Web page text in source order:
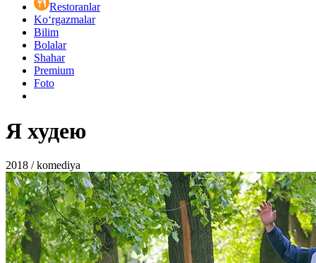
Restoranlar
Ko‘rgazmalar
Bilim
Bolalar
Shahar
Premium
Foto
Я худею
2018 / komediya